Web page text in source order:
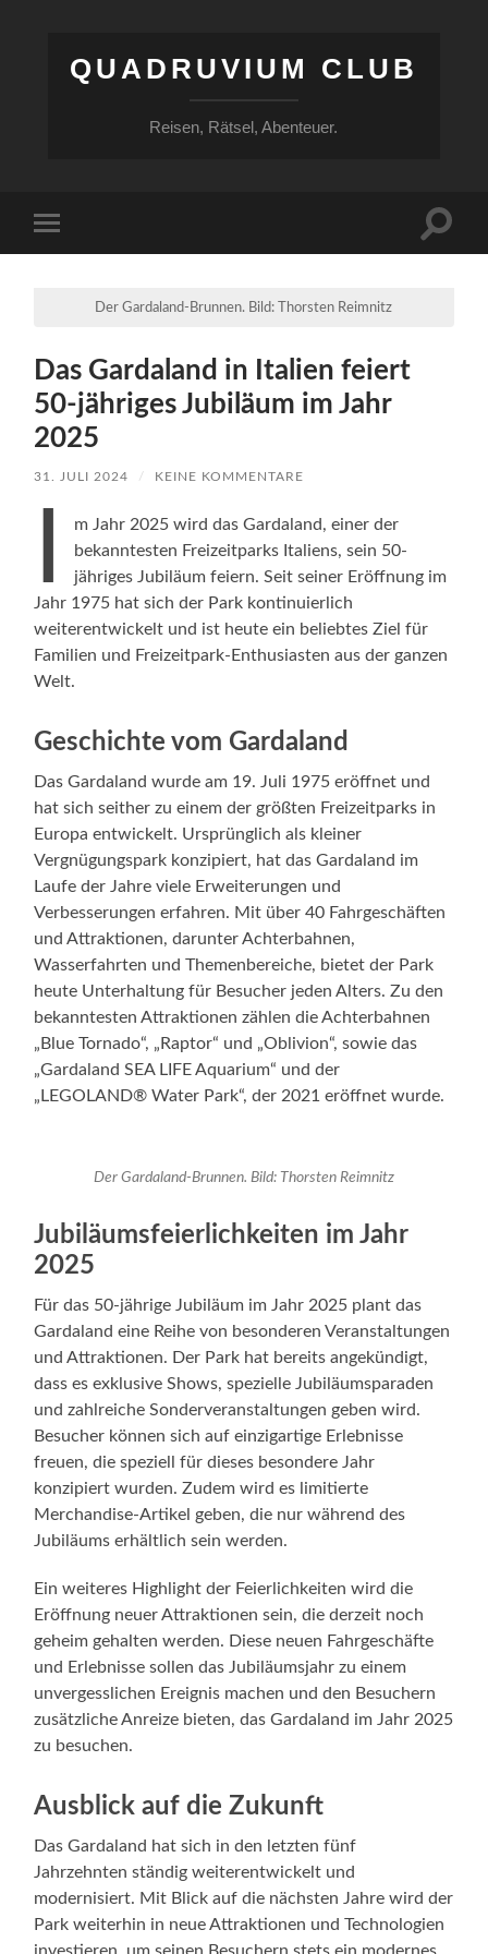
QUADRUVIUM CLUB
Reisen, Rätsel, Abenteuer.
Menü
Der Gardaland-Brunnen. Bild: Thorsten Reimnitz
Das Gardaland in Italien feiert
50-jähriges Jubiläum im Jahr
2025
31. JULI 2024 / KEINE KOMMENTARE
m Jahr 2025 wird das Gardaland, einer der
bekanntesten Freizeitparks Italiens, sein 50-
jähriges Jubiläum feiern. Seit seiner Eröffnung im
Jahr 1975 hat sich der Park kontinuierlich
weiterentwickelt und ist heute ein beliebtes Ziel für
Familien und Freizeitpark-Enthusiasten aus der ganzen
Welt.
Geschichte vom Gardaland
Das Gardaland wurde am 19. Juli 1975 eröffnet und
hat sich seither zu einem der größten Freizeitparks in
Europa entwickelt. Ursprünglich als kleiner
Vergnügungspark konzipiert, hat das Gardaland im
Laufe der Jahre viele Erweiterungen und
Verbesserungen erfahren. Mit über 40 Fahrgeschäften
und Attraktionen, darunter Achterbahnen,
Wasserfahrten und Themenbereiche, bietet der Park
heute Unterhaltung für Besucher jeden Alters. Zu den
bekanntesten Attraktionen zählen die Achterbahnen
„Blue Tornado“, „Raptor“ und „Oblivion“, sowie das
„Gardaland SEA LIFE Aquarium“ und der
„LEGOLAND® Water Park“, der 2021 eröffnet wurde.
Der Gardaland-Brunnen. Bild: Thorsten Reimnitz
Jubiläumsfeierlichkeiten im Jahr
2025
Für das 50-jährige Jubiläum im Jahr 2025 plant das
Gardaland eine Reihe von besonderen Veranstaltungen
und Attraktionen. Der Park hat bereits angekündigt,
dass es exklusive Shows, spezielle Jubiläumsparaden
und zahlreiche Sonderveranstaltungen geben wird.
Besucher können sich auf einzigartige Erlebnisse
freuen, die speziell für dieses besondere Jahr
konzipiert wurden. Zudem wird es limitierte
Merchandise-Artikel geben, die nur während des
Jubiläums erhältlich sein werden.
Ein weiteres Highlight der Feierlichkeiten wird die
Eröffnung neuer Attraktionen sein, die derzeit noch
geheim gehalten werden. Diese neuen Fahrgeschäfte
und Erlebnisse sollen das Jubiläumsjahr zu einem
unvergesslichen Ereignis machen und den Besuchern
zusätzliche Anreize bieten, das Gardaland im Jahr 2025
zu besuchen.
Ausblick auf die Zukunft
Das Gardaland hat sich in den letzten fünf
Jahrzehnten ständig weiterentwickelt und
modernisiert. Mit Blick auf die nächsten Jahre wird der
Park weiterhin in neue Attraktionen und Technologien